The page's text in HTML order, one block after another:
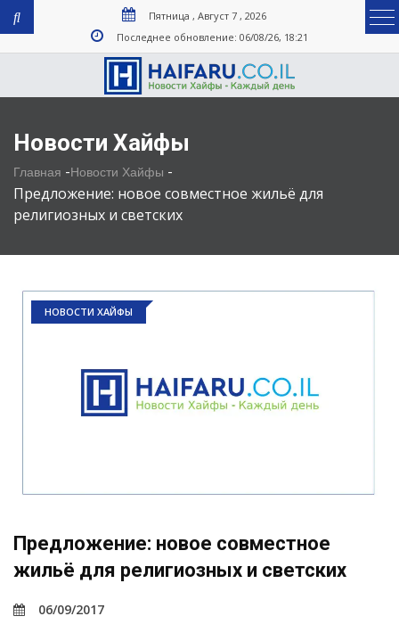
Пятница , Август 7 , 2026
Последнее обновление: 06/08/26, 18:21
Новости Хайфы
Главная -Новости Хайфы -
Предложение: новое совместное жильё для
религиозных и светских
НОВОСТИ ХАЙФЫ
Предложение: новое совместное
жильё для религиозных и светских
06/09/2017